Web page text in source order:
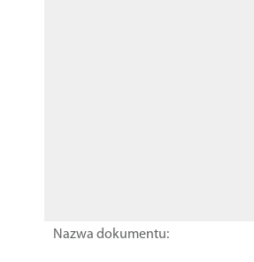
Nazwa dokumentu: